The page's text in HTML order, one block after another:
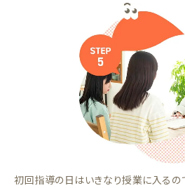
初回指導の日はいきなり授業に入るの